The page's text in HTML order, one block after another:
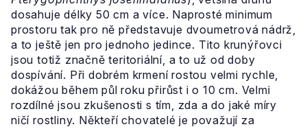
dosahuje délky 50 cm a více. Naprosté minimum
prostoru tak pro ně představuje dvoumetrová nádrž,
a to ještě jen pro jednoho jedince. Tito krunýřovci
jsou totiž značně teritoriální, a to už od doby
dospívání. Při dobrém krmení rostou velmi rychle,
dokážou během půl roku přirůst i o 10 cm. Velmi
rozdílné jsou zkušenosti s tím, zda a do jaké míry
ničí rostliny. Někteří chovatelé je považují za